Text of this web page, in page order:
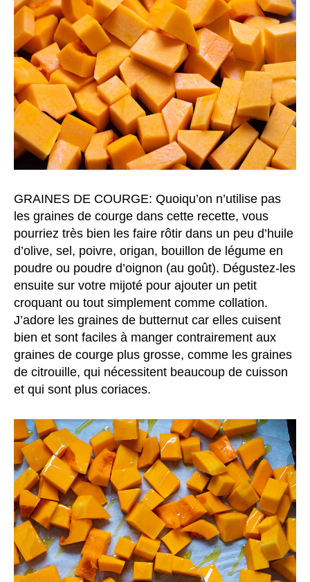
GRAINES DE COURGE: Quoiqu’on n’utilise pas
les graines de courge dans cette recette, vous
pourriez très bien les faire rôtir dans un peu d’huile
d’olive, sel, poivre, origan, bouillon de légume en
poudre ou poudre d’oignon (au goût). Dégustez-les
ensuite sur votre mijoté pour ajouter un petit
croquant ou tout simplement comme collation.
J’adore les graines de butternut car elles cuisent
bien et sont faciles à manger contrairement aux
graines de courge plus grosse, comme les graines
de citrouille, qui nécessitent beaucoup de cuisson
et qui sont plus coriaces.